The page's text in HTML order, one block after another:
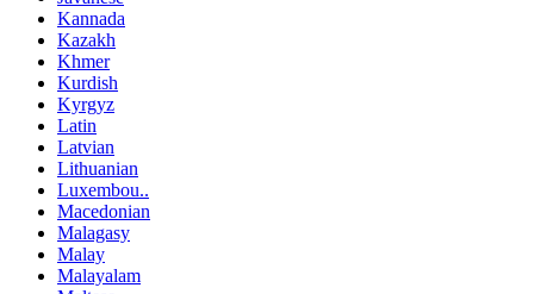
Kannada
Kazakh
Khmer
Kurdish
Kyrgyz
Latin
Latvian
Lithuanian
Luxembou..
Macedonian
Malagasy
Malay
Malayalam